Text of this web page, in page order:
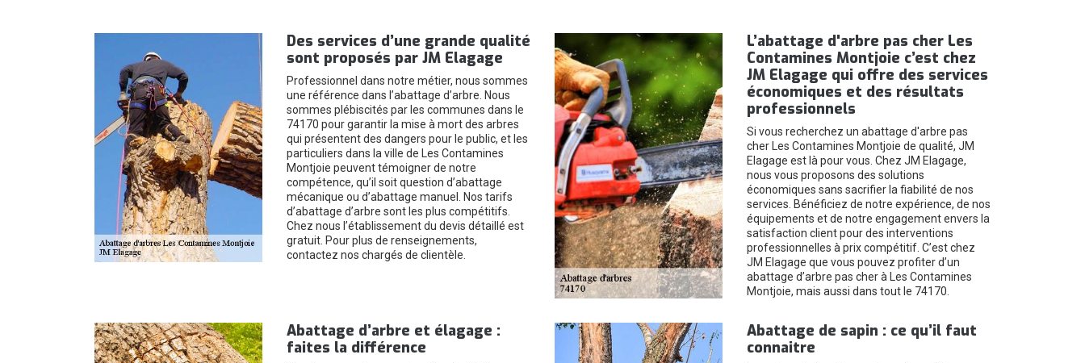
Des services d’une grande qualité
sont proposés par JM Elagage
Professionnel dans notre métier, nous sommes
une référence dans l’abattage d’arbre. Nous
sommes plébiscités par les communes dans le
74170 pour garantir la mise à mort des arbres
qui présentent des dangers pour le public, et les
particuliers dans la ville de Les Contamines
Montjoie peuvent témoigner de notre
compétence, qu’il soit question d’abattage
mécanique ou d’abattage manuel. Nos tarifs
d’abattage d’arbre sont les plus compétitifs.
Chez nous l’établissement du devis détaillé est
gratuit. Pour plus de renseignements,
contactez nos chargés de clientèle.
L’abattage d'arbre pas cher Les
Contamines Montjoie c’est chez
JM Elagage qui offre des services
économiques et des résultats
professionnels
Si vous recherchez un abattage d'arbre pas
cher Les Contamines Montjoie de qualité, JM
Elagage est là pour vous. Chez JM Elagage,
nous vous proposons des solutions
économiques sans sacrifier la fiabilité de nos
services. Bénéficiez de notre expérience, de nos
équipements et de notre engagement envers la
satisfaction client pour des interventions
professionnelles à prix compétitif. C’est chez
JM Elagage que vous pouvez profiter d’un
abattage d’arbre pas cher à Les Contamines
Montjoie, mais aussi dans tout le 74170.
Abattage d’arbre et élagage :
faites la différence
Abattage de sapin : ce qu’il faut
connaitre